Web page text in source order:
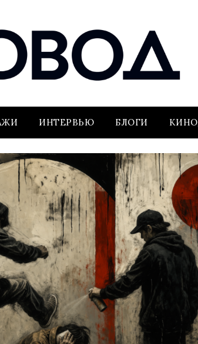
ИНТЕРВЬЮ БЛОГИ